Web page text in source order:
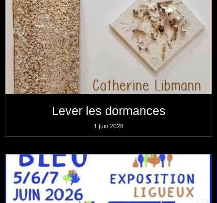
Lever les dormances
1 juin 2026